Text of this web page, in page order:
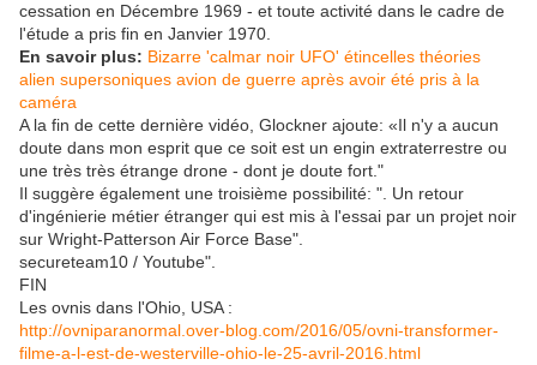
cessation en Décembre 1969 - et toute activité dans le cadre de
l'étude a pris fin en Janvier 1970.
En savoir plus: Bizarre 'calmar noir UFO' étincelles théories
alien supersoniques avion de guerre après avoir été pris à la
caméra
A la fin de cette dernière vidéo, Glockner ajoute: «Il n'y a aucun
doute dans mon esprit que ce soit est un engin extraterrestre ou
une très très étrange drone - dont je doute fort."
Il suggère également une troisième possibilité: ". Un retour
d'ingénierie métier étranger qui est mis à l'essai par un projet noir
sur Wright-Patterson Air Force Base".
secureteam10 / Youtube".
FIN
Les ovnis dans l'Ohio, USA :
http://ovniparanormal.over-blog.com/2016/05/ovni-transformer-
filme-a-l-est-de-westerville-ohio-le-25-avril-2016.html